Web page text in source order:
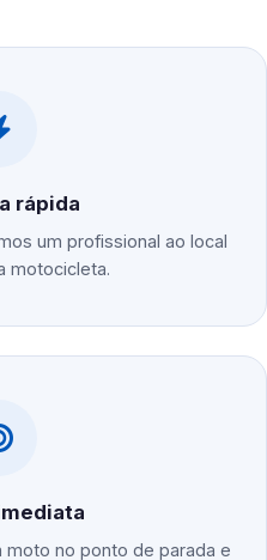
rápida
um profissional ao local
motocicleta.
no ponto de parada e